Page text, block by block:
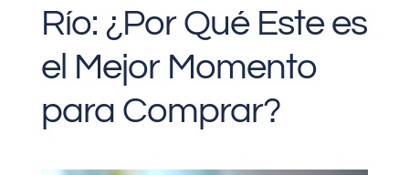
Río: ¿Por Qué Este es
el Mejor Momento
para Comprar?